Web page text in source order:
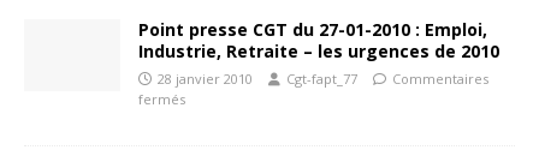
Point presse CGT du 27-01-2010 : Emploi,
Industrie, Retraite – les urgences de 2010
28 janvier 2010 Cgt-fapt_77
Commentaires
fermés